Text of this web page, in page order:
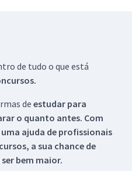
de tudo o que está
de estudar para
o quanto antes. Com
ajuda de profissionais
a sua chance de
bem maior.